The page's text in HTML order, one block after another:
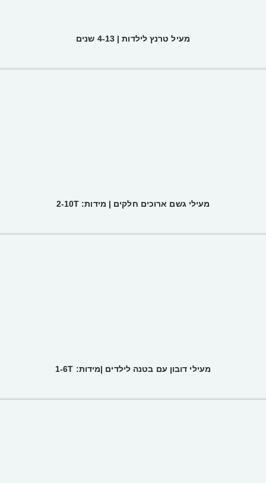
מעיל טרנץ לילדות | 4-13 שנים
מעילי גשם ארוכים חלקים | מידות: 2-10T
מעילי דובון עם בטנה לילדים |מידות: 1-6T